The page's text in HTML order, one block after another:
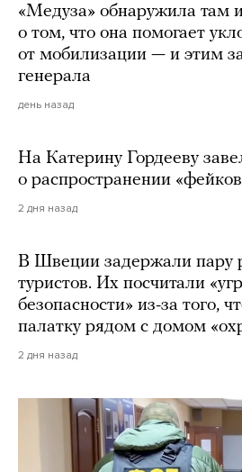
«Медуза» обнаружила там
о том, что она помогает
от мобилизации — и этим
генерала
день назад
На Катерину Гордееву
о распространении
2 дня назад
В Швеции задержали пару
туристов. Их посчитали
безопасности» из-за того,
палатку рядом с домом
2 дня назад